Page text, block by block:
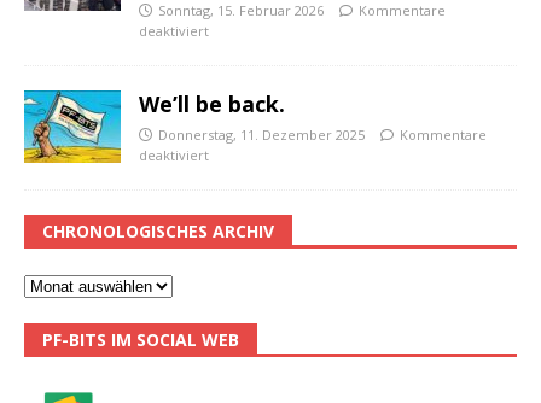
Sonntag, 15. Februar 2026
Kommentare
deaktiviert
We’ll be back.
Donnerstag, 11. Dezember 2025
Kommentare
deaktiviert
CHRONOLOGISCHES ARCHIV
PF-BITS IM SOCIAL WEB